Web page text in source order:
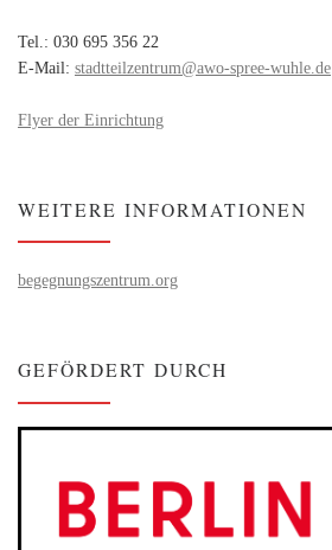
Tel.: 030 695 356 22
E-Mail: stadtteilzentrum@awo-spree-wuhle.de
Flyer der Einrichtung
WEITERE INFORMATIONEN
begegnungszentrum.org
GEFÖRDERT DURCH